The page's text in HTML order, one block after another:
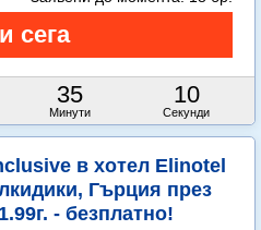
35
Минути
8
Секунди
в хотел Elinotel
Гърция през
- безплатно!